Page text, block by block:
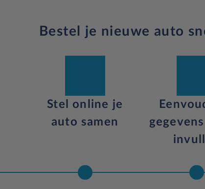
Bestel je nieuwe auto
Stel online je
auto samen